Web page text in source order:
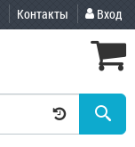
Контакты Вход